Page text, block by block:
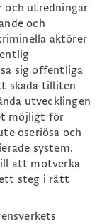
och utredningar
och
aktörer
sig offentliga
skada tilliten
utvecklingen
möjligt för
oseriösa och
system.
att motverka
steg i rätt